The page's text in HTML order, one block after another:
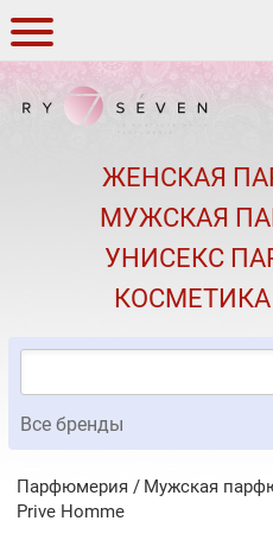
КАК
О
ПОДАРКИ
ЖЕНСКАЯ
МУЖСКАЯ
УНИСЕКС
Все бренды
Парфюмерия Мужская
Prive Homme